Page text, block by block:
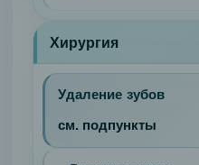
Хирургия
Удаление зубов
см. подпункты